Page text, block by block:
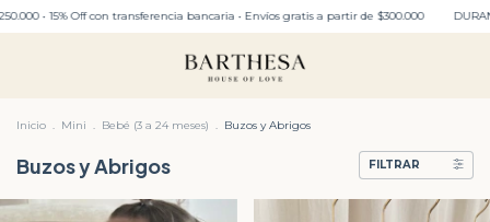
• 15% Off con transferencia bancaria • Envíos gratis a partir de $300.000
Inicio . Mini . Bebé (3 a 24 meses) . Buzos y Abrigos
Buzos y Abrigos FILTRAR